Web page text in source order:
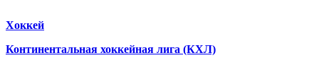
Хоккей
Континентальная хоккейная лига (КХЛ)